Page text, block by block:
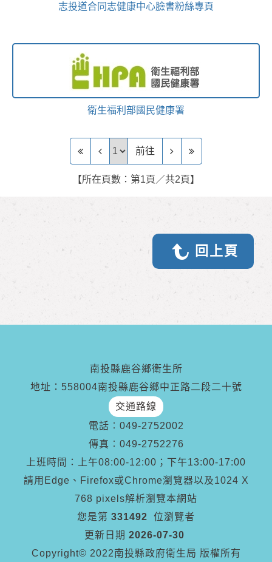
志投道合同志健康中心臉書粉絲專頁
衛生福利部國民健康署
前往頁前往
【所在頁數：第1頁／共2頁】
回上頁
南投縣鹿谷鄉衛生所
地址：558004南投縣鹿谷鄉中正路二段二十號
交通路線
電話︰ 049-2752002
傳真︰ 049-2752276
上班時間：上午08:00-12:00；下午13:00-17:00
請用Edge、Firefox或Chrome瀏覽器以及1024 X
768 pixels解析瀏覽本網站
您是第 331492
位瀏覽者
更新日期 2026-07-30
Copyright© 2022南投縣政府衛生局 版權所有